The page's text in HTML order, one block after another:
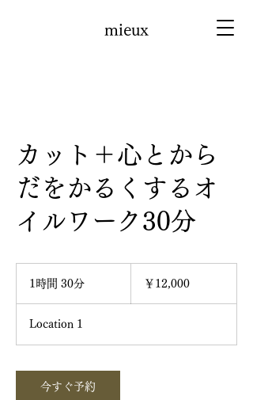
mieux
カット＋心とから
だをかるくするオ
イルワーク30分
1時間 30分
分
￥12,000
Location 1
今すぐ予約